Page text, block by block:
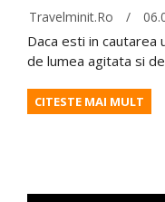
Travelminit.ro /
Daca esti in cautarea
de lumea agitata si
CITESTE MAI MULT